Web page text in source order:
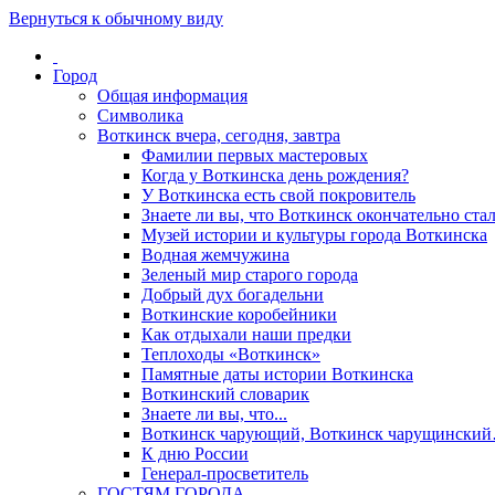
Вернуться к обычному виду
Город
Общая информация
Символика
Воткинск вчера, сегодня, завтра
Фамилии первых мастеровых
Когда у Воткинска день рождения?
У Воткинска есть свой покровитель
Знаете ли вы, что Воткинск окончательно
Музей истории и культуры города Воткинска
Водная жемчужина
Зеленый мир старого города
Добрый дух богадельни
Воткинские коробейники
Как отдыхали наши предки
Теплоходы «Воткинск»
Памятные даты истории Воткинска
Воткинский словарик
Знаете ли вы, что...
Воткинск чарующий, Воткинск
К дню России
Генерал-просветитель